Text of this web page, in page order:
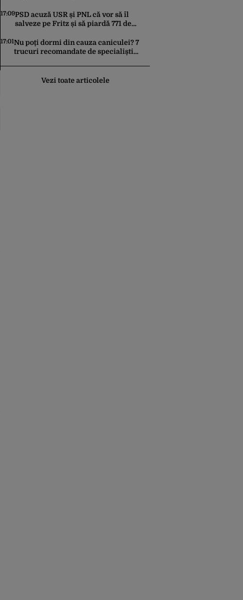
intervină
17:09PSD acuză USR și PNL că vor să îl
salveze pe Fritz și să piardă 771 de
17:01Nu poți dormi din cauza caniculei? 7
trucuri recomandate de specialiști
Vezi toate articolele